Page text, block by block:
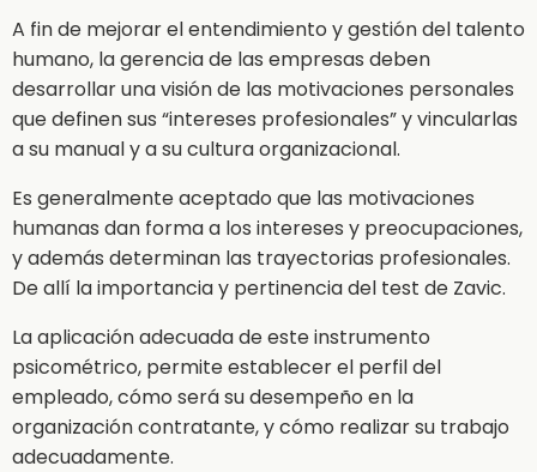
A fin de mejorar el entendimiento y gestión del talento
humano, la gerencia de las empresas deben
desarrollar una visión de las motivaciones personales
que definen sus “intereses profesionales” y vincularlas
a su manual y a su cultura organizacional.
Es generalmente aceptado que las motivaciones
humanas dan forma a los intereses y preocupaciones,
y además determinan las trayectorias profesionales.
De allí la importancia y pertinencia del test de Zavic.
La aplicación adecuada de este instrumento
psicométrico, permite establecer el perfil del
empleado, cómo será su desempeño en la
organización contratante, y cómo realizar su trabajo
adecuadamente.